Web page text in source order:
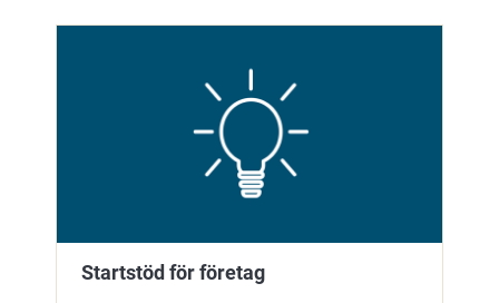
Startstöd för företag